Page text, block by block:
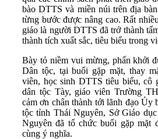
bào DTTS và miền núi trên địa
từng bước được nâng cao. Rất
giáo là người DTTS đã trở thành
thành tích xuất sắc, tiêu biểu trong
Bày tỏ niềm vui mừng, phấn khởi
Dân tộc, tại buổi gặp mặt, thay
viên, học sinh DTTS tiêu biểu, cô
dân tộc Tày, giáo viên Trường
cảm ơn chân thành tới lãnh đạo Ủy
tộc tỉnh Thái Nguyên, Sở Giáo
Nguyên đã tổ chức buổi gặp mặt
cùng ý nghĩa.